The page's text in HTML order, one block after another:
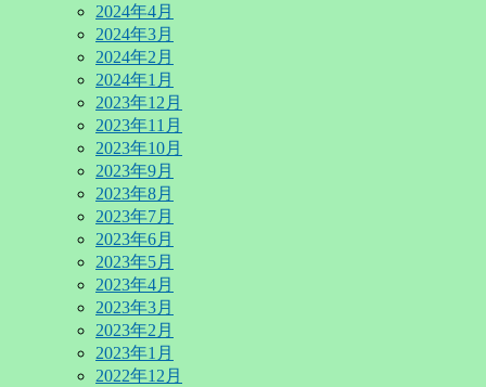
2024年4月
2024年3月
2024年2月
2024年1月
2023年12月
2023年11月
2023年10月
2023年9月
2023年8月
2023年7月
2023年6月
2023年5月
2023年4月
2023年3月
2023年2月
2023年1月
2022年12月